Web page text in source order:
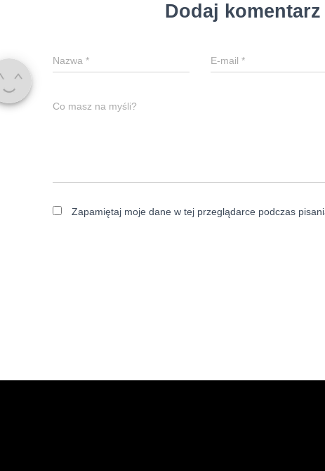
Dodaj komentarz
Nazwa * E-mail*
Co masz na myśli?
Zapamiętaj moje dane w tej przeglądarce podczas